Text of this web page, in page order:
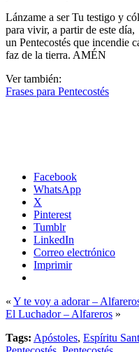
Lánzame a ser Tu testigo y
para vivir, a partir de este día,
un Pentecostés que incendie
faz de la tierra. AMÉN
Ver también:
Frases para Pentecostés
Facebook
WhatsApp
X
Pinterest
Tumblr
LinkedIn
Correo electrónico
Imprimir
« Y te voy a adorar –
El Luchador – Alfareros »
Tags: Apóstoles, Espíritu